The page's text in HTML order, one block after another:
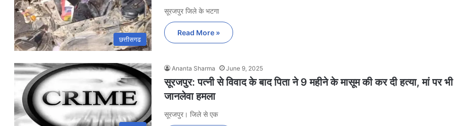
छत्तीसगढ
सूरजपुर जिले के भटगा
Read More »
Ananta Sharma June 9, 2025
सूरजपुर: पत्नी से विवाद के बाद पिता ने 9 महीने के मासूम की कर दी हत्या, मां पर भी
जानलेवा हमला
सूरजपुर। जिले से एक